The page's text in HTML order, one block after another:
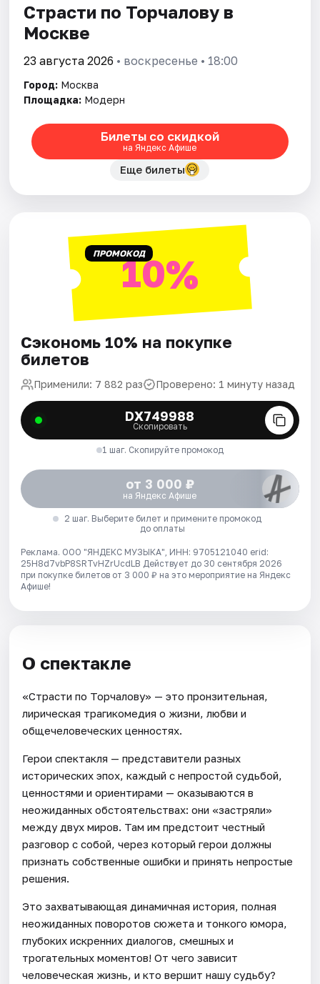
Страсти по Торчалову в
Москве
23 августа 2026 • воскресенье • 18:00
Город: Москва
Площадка: Модерн
Билеты со скидкой
на Яндекс Афише
Еще билеты
ПРОМОКОД10%
Сэкономь 10% на покупке
билетов
Применили: 7 882 раз Проверено: 1 минуту назад
DX749988
Скопировать
1 шаг. Скопируйте промокод
от 3 000 ₽
на Яндекс Афише
2 шаг. Выберите билет и примените промокод
до оплаты
Реклама. ООО "ЯНДЕКС МУЗЫКА", ИНН: 9705121040 erid:
25H8d7vbP8SRTvHZrUcdLB Действует до 30 сентября 2026
при покупке билетов от 3 000 ₽ на это мероприятие на Яндекс
Афише!
О спектакле
«Страсти по Торчалову» — это пронзительная,
лирическая трагикомедия о жизни, любви и
общечеловеческих ценностях.
Герои спектакля — представители разных
исторических эпох, каждый с непростой судьбой,
ценностями и ориентирами — оказываются в
неожиданных обстоятельствах: они «застряли»
между двух миров. Там им предстоит честный
разговор с собой, через который герои должны
признать собственные ошибки и принять непростые
решения.
Это захватывающая динамичная история, полная
неожиданных поворотов сюжета и тонкого юмора,
глубоких искренних диалогов, смешных и
трогательных моментов! От чего зависит
человеческая жизнь, и кто вершит нашу судьбу?